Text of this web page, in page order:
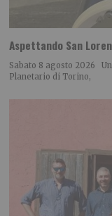
Aspettando San
Sabato 8 agosto 2026
Planetario di Torino,